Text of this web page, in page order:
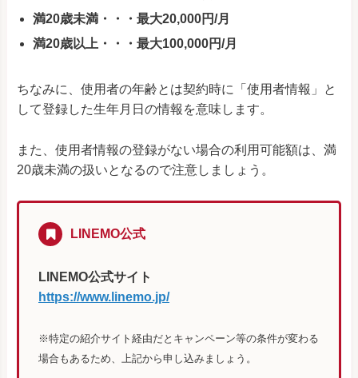
満20歳未満・・・最大20,000円/月
満20歳以上・・・最大100,000円/月
ちなみに、使用者の年齢とは契約時に「使用者情報」と
して登録した生年月日の情報を意味します。
また、使用者情報の登録がない場合の利用可能額は、満
20歳未満の扱いとなるので注意しましょう。
LINEMO公式
LINEMO公式サイト
https://www.linemo.jp/
※特定の紹介サイト経由だとキャンペーン等の条件が変わる
場合もあるため、上記から申し込みましょう。